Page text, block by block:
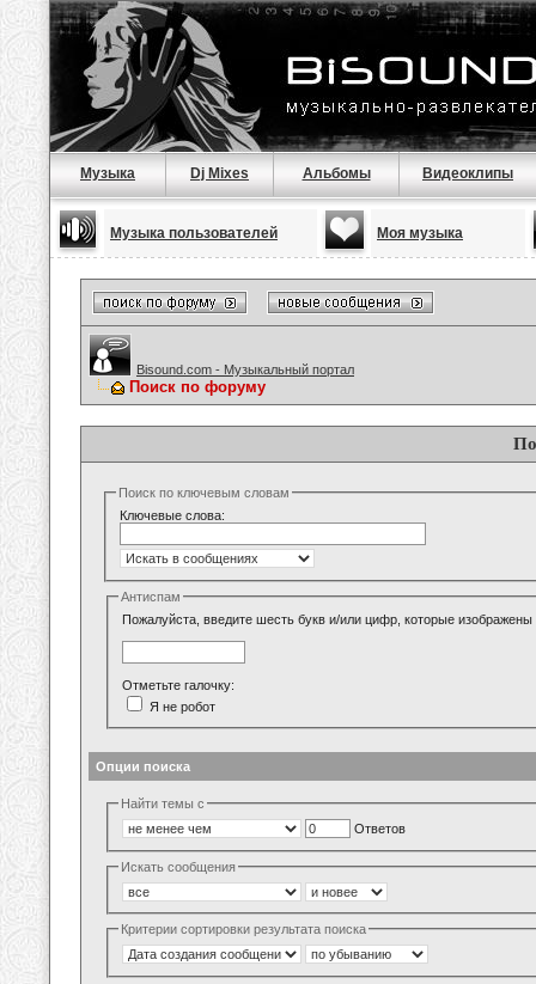
Музыка Dj Mixes Альбомы Видеоклипы
Музыка пользователей Моя музыка
Bisound.com - Музыкальный портал
Поиск по форуму
Поиск по ключевым словам
Ключевые слова:
Антиспам
Пожалуйста, введите шесть букв и/или цифр, которые изображены
Отметьте галочку:
Я не робот
Опции поиска
Найти темы с
Ответов
Искать сообщения
Критерии сортировки результата поиска